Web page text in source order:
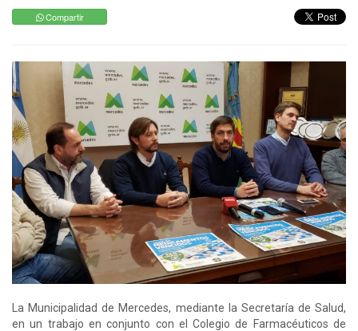
Compartir
La Municipalidad de Mercedes, mediante la Secretaría de Salud,
en un trabajo en conjunto con el Colegio de Farmacéuticos de